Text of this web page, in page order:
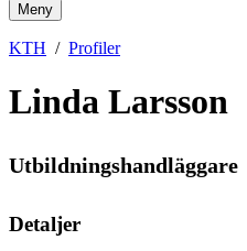
Meny
KTH Profiler
Linda Larsson
Utbildningshandläggare
Detaljer